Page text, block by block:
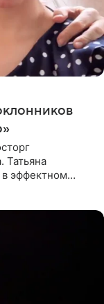
Татьяна
эффектном